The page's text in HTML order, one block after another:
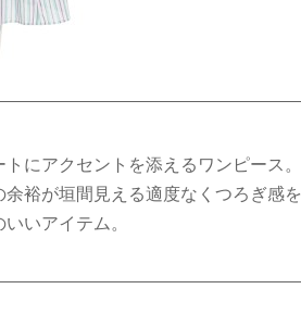
にアクセントを添えるワンピース。
裕が垣間見える適度なくつろぎ感を
いアイテム。